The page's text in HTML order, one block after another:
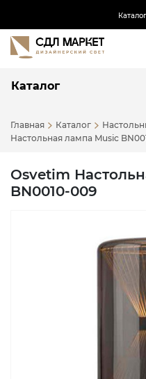
Каталог
Главная Каталог
Настольная лампа Music
Osvetim
BN0010-009